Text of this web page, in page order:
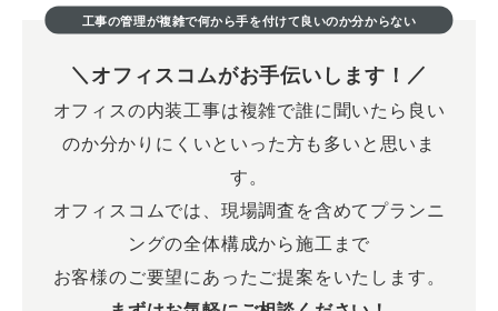
工事の管理が複雑で何から手を付けて良いのか分からない
オフィスコムがお手伝いします！
オフィスの内装工事は複雑で誰に聞いたら良い
のか分かりにくいといった方も多いと思いま
す。
オフィスコムでは、現場調査を含めてプランニ
ングの全体構成から施工まで
お客様のご要望にあったご提案をいたします。